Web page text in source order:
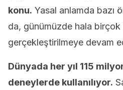
konu. Yasal anlamda bazı
da, günümüzde hala
gerçekleştirilmeye devam
Dünyada her yıl 115
deneylerde kullanılıyor.